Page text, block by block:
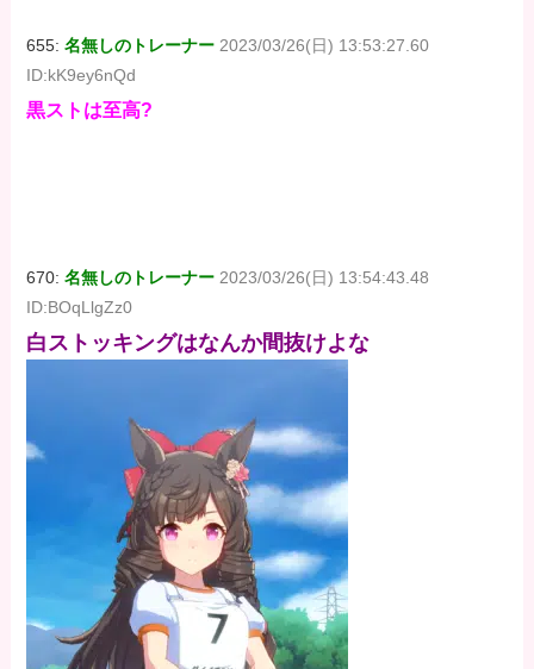
655:名無しのトレーナー 2023/03/26(日) 13:53:27.60
ID:kK9ey6nQd
黒ストは至高?
670:名無しのトレーナー 2023/03/26(日) 13:54:43.48
ID:BOqLlgZz0
白ストッキングはなんか間抜けよな